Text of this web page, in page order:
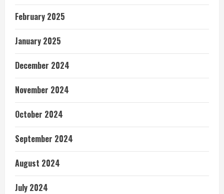
February 2025
January 2025
December 2024
November 2024
October 2024
September 2024
August 2024
July 2024